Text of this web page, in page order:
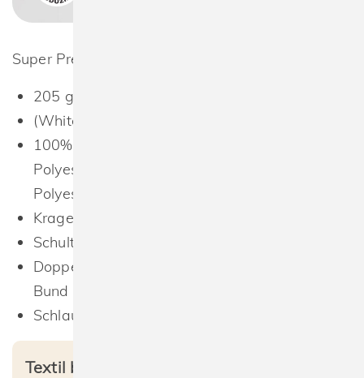
Super Premium Tee
205 g/m²
(White: 190 g/m²)
100% Baumwolle; Ash: 99% Baumwolle, 1%
Polyester; Heather Grey: 97% Baumwolle, 3%
Polyester
Kragen mit Rippstrickbündchen
Schulter-zu-Schulter Nackenband
Doppelnaht an Kragen, Ärmelabschluss und
Bund
Schlauchware.
Textil bedruckt ab 2,95 € netto